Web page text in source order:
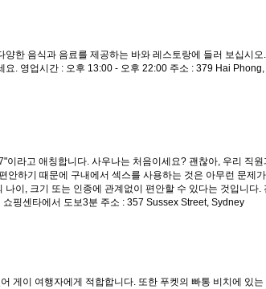
한 음식과 음료를 제공하는 바와 레스토랑에 들러 보십시
. 영업시간 : 오후 13:00 - 오후 22:00 주소 : 379 Hai
라고 애칭합니다. 사우나는 처음이세요? 괜찮아, 우리 직
하기 때문에 구내에서 섹스를 사용하는 것은 아무런 문제
이, 크기 또는 인종에 관계없이 편안할 수 있다는 것입니
핑센타에서 도보3분 주소 : 357 Sussex Street, Sydney
이 여행자에게 적합합니다. 또한 푸켓의 빠통 비치에 있